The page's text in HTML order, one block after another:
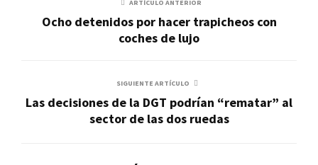
ARTÍCULO ANTERIOR
Ocho detenidos por hacer trapicheos con
coches de lujo
SIGUIENTE ARTÍCULO
Las decisiones de la DGT podrían “rematar” al
sector de las dos ruedas